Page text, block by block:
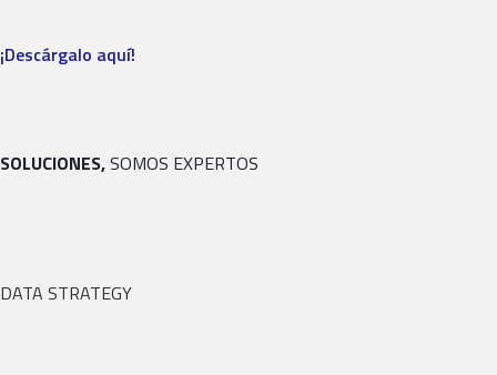
¡Descárgalo aquí!
SOLUCIONES,SOMOS EXPERTOS
DATA STRATEGY